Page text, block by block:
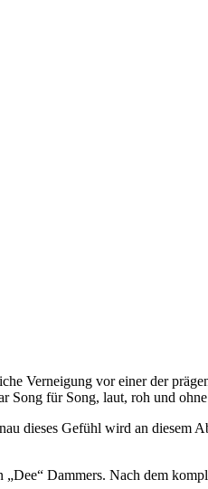
Verneigung vor einer der
Song für Song, laut, roh und
dieses Gefühl wird an diesem
Dammers. Nach dem